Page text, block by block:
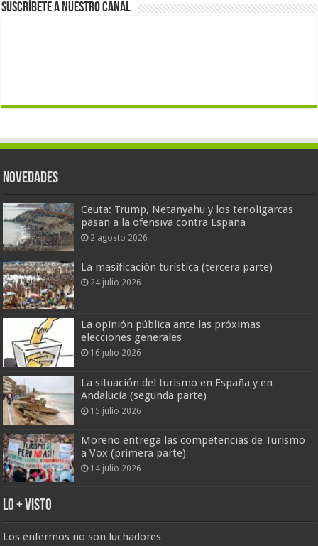
Suscríbete a nuestro canal
Novedades
Ceuta: Trump, Netanyahu y los tenoligarcas
pasan a la ofensiva contra España
2 agosto 2026
La masificación turística (tercera parte)
24 julio 2026
La opinión pública ante las próximas
elecciones generales
16 julio 2026
La situación del turismo en España y en
Andalucía (segunda parte)
15 julio 2026
Moreno entrega las competencias de Turismo
a Vox (primera parte)
14 julio 2026
Lo + Visto
Los enfermos no son luchadores